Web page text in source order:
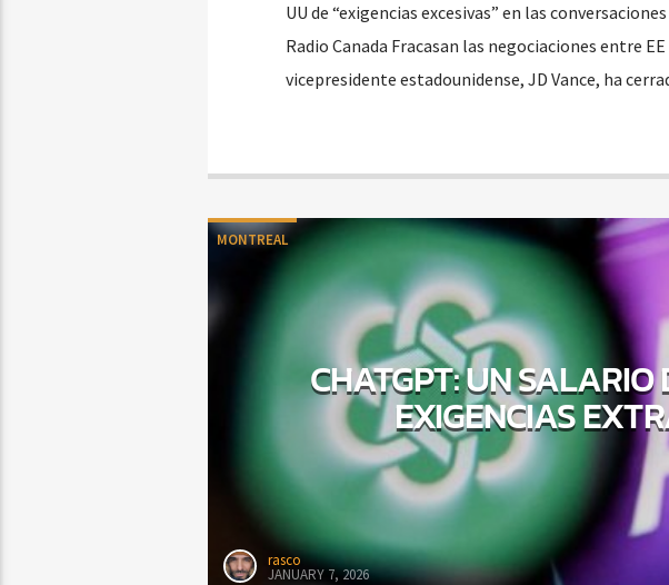
UU de “exigencias excesivas” en las
Radio Canada Fracasan las negociaciones entre
vicepresidente estadounidense, JD Vance, ha
MONTREAL
CHATGPT: UN
EXIGENCIAS
rasco
JANUARY 7, 2026